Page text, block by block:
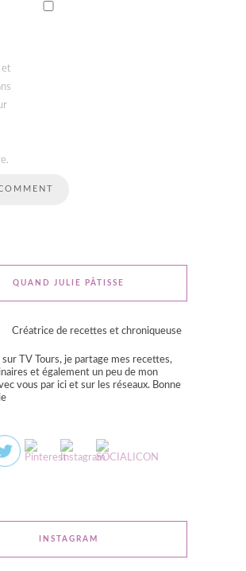
et
QUAND JULIE PÂTISSE
Créatrice de recettes et chroniqueuse
TV Tours, je partage mes recettes,
et également un peu de mon
vous par ici et sur les réseaux. Bonne
INSTAGRAM